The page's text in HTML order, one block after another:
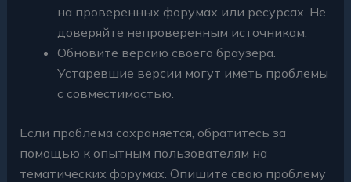
на проверенных форумах или ресурсах. Не
доверяйте непроверенным источникам.
Обновите версию своего браузера.
Устаревшие версии могут иметь проблемы
с совместимостью.
Если проблема сохраняется, обратитесь за
помощью к опытным пользователям на
тематических форумах. Опишите свою проблему